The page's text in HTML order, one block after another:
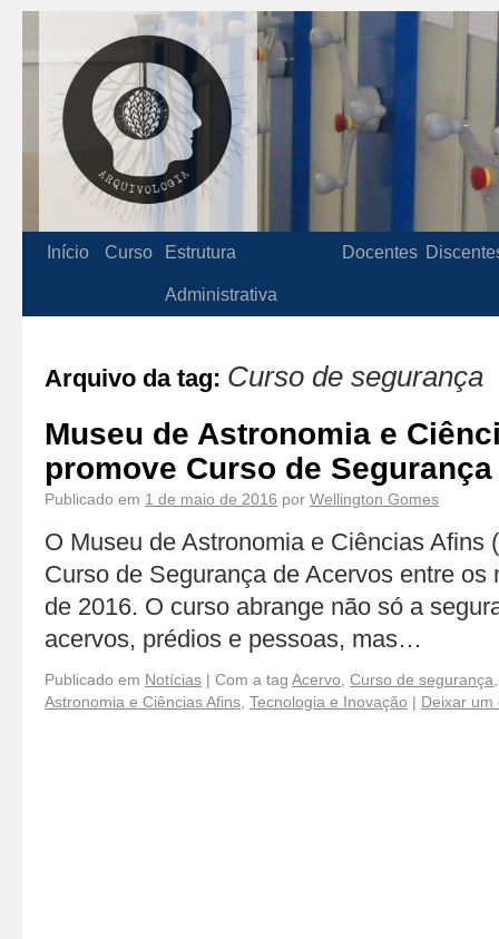
Início Curso Estrutura
Administrativa
Docentes
Arquivo da tag: Curso de segurança
Museu de Astronomia e
promove Curso de
Publicado em 1 de maio de 2016 por Wellington Gomes
O Museu de Astronomia e Ciências Afins
Curso de Segurança de Acervos entre os
de 2016. O curso abrange não só a
acervos, prédios e pessoas, mas…
Publicado em Notícias | Com a tag Acervo Curso de segurança
Astronomia e Ciências Afins Tecnologia e Inovação | Deixar um